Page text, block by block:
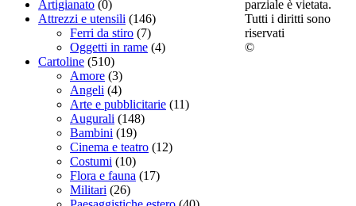
Artigianato (0)
Attrezzi e utensili (146)
Ferri da stiro (7)
Oggetti in rame (4)
Cartoline (510)
Amore (3)
Angeli (4)
Arte e pubblicitarie (11)
Augurali (148)
Bambini (19)
Cinema e teatro (12)
Costumi (10)
Flora e fauna (17)
Militari (26)
parziale è vietata.
Tutti i diritti sono
riservati
©